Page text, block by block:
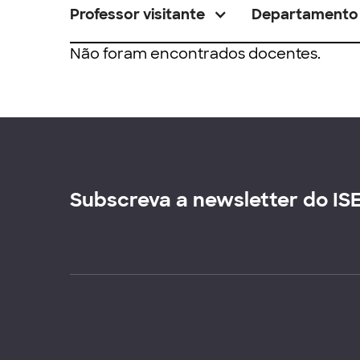
Professor visitante Departamento
Não foram encontrados docentes.
Subscreva a newsletter do